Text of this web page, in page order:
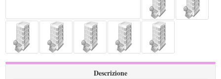
Descrizione